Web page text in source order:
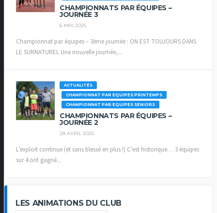
CHAMPIONNATS PAR ÉQUIPES –
JOURNÉE 3
6 MAI 2025
Championnat par équipes – 3ème journée : ON EST TOUJOURS DANS
LE SURNATUREL Une nouvelle journée,...
ACTUALITÉS
CHAMPIONNAT PAR EQUIPES PRINTEMPS
CHAMPIONNAT PAR EQUIPES SENIORS
CHAMPIONNATS PAR ÉQUIPES –
JOURNÉE 2
28 AVRIL 2025
L’exploit continue (et sans blessé en plus !) C’est historique… 3 équipes
sur 4 ont gagné...
LES ANIMATIONS DU CLUB